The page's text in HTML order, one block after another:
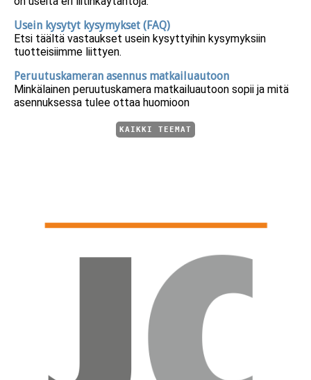
Usein kysytyt kysymykset (FAQ)
Etsi täältä vastaukset usein kysyttyihin kysymyksiin
tuotteisiimme liittyen.
Peruutuskameran asennus matkailuautoon
Minkälainen peruutuskamera matkailuautoon sopii ja mitä
asennuksessa tulee ottaa huomioon
KAIKKI TEEMAT